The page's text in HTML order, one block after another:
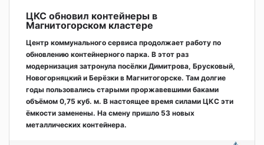
ЦКС обновил контейнеры в
Магнитогорском кластере
Центр коммунального сервиса продолжает работу по
обновлению контейнерного парка. В этот раз
модернизация затронула посёлки Димитрова, Брусковый,
Новогорняцкий и Берёзки в Магнитогорске. Там долгие
годы пользовались старыми проржавевшими баками
объёмом 0,75 куб. м. В настоящее время силами ЦКС эти
ёмкости заменены. На смену пришло 53 новых
металлических контейнера.